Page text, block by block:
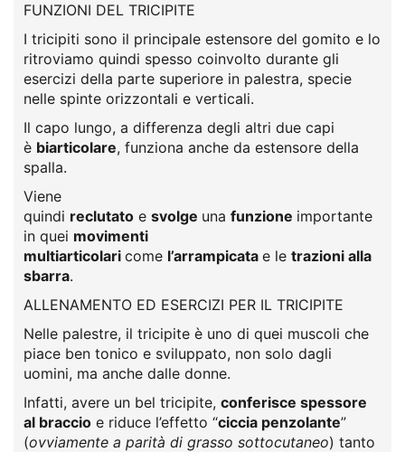
FUNZIONI DEL TRICIPITE
I tricipiti sono il principale estensore del gomito e lo
ritroviamo quindi spesso coinvolto durante gli
esercizi della parte superiore in palestra, specie
nelle spinte orizzontali e verticali.
Il capo lungo, a differenza degli altri due capi
è biarticolare, funziona anche da estensore della
spalla.
Viene
quindi reclutato e svolge una funzione importante
in quei movimenti
multiarticolari come l’arrampicata e le trazioni alla
sbarra.
ALLENAMENTO ED ESERCIZI PER IL TRICIPITE
Nelle palestre, il tricipite è uno di quei muscoli che
piace ben tonico e sviluppato, non solo dagli
uomini, ma anche dalle donne.
Infatti, avere un bel tricipite, conferisce spessore
al braccio e riduce l’effetto “ciccia penzolante”
(ovviamente a parità di grasso sottocutaneo) tanto